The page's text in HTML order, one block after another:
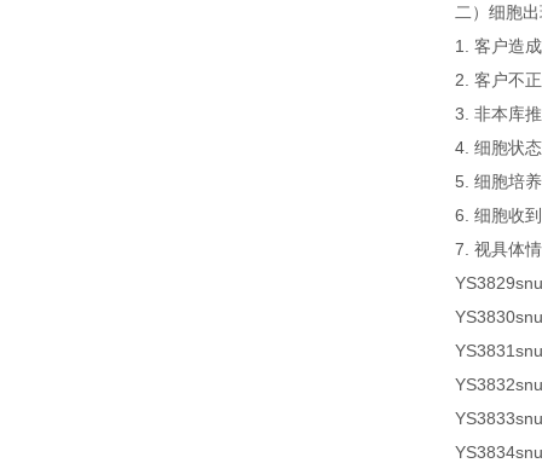
二）细胞
1. 客户造
2. 客户不
3. 非本库
4. 细胞状
5. 细胞培
6. 细胞收
7. 视具体
YS3829